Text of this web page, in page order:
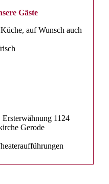
Gäste
auf Wunsch auch
1124
Gerode